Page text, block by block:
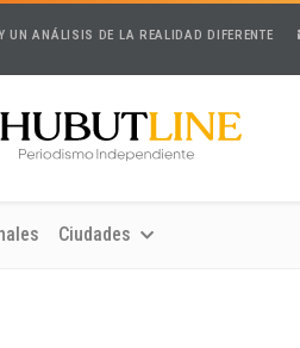
UN ANÁLISIS DE LA REALIDAD DIFERENTE
Ciudades